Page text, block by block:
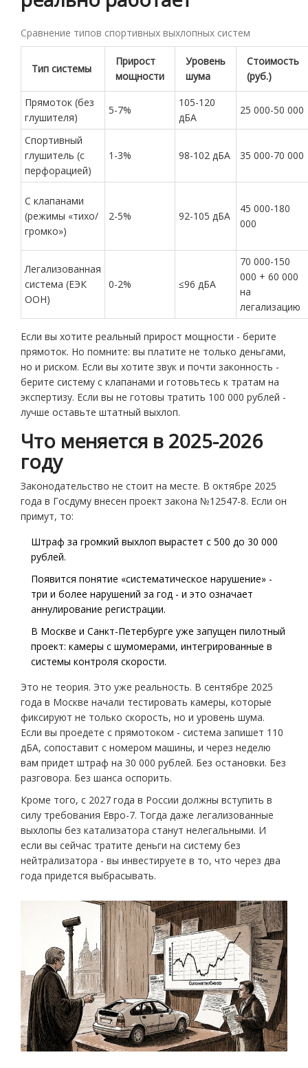
Сравнение типов спортивных выхлопных систем
Тип системы
Прирост
мощности
Уровень
шума
Стоимость
(руб.)
Прямоток (без
глушителя)
5-7%
105-120
дБА
25 000-50 000
Спортивный
глушитель (с
перфорацией)
1-3% 98-102 дБА 35 000-70 000
С клапанами
(режимы «тихо/
громко»)
2-5% 92-105 дБА
45 000-180
000
Легализованная
система (ЕЭК
ООН)
0-2% ≤96 дБА
70 000-150
000 + 60 000
на
легализацию
Если вы хотите реальный прирост мощности - берите
прямоток. Но помните: вы платите не только деньгами,
но и риском. Если вы хотите звук и почти законность -
берите систему с клапанами и готовьтесь к тратам на
экспертизу. Если вы не готовы тратить 100 000 рублей -
лучше оставьте штатный выхлоп.
Что меняется в 2025-2026
году
Законодательство не стоит на месте. В октябре 2025
года в Госдуму внесен проект закона №12547-8. Если он
примут, то:
Штраф за громкий выхлоп вырастет с 500 до 30 000
рублей.
Появится понятие «систематическое нарушение» -
три и более нарушений за год - и это означает
аннулирование регистрации.
В Москве и Санкт-Петербурге уже запущен пилотный
проект: камеры с шумомерами, интегрированные в
системы контроля скорости.
Это не теория. Это уже реальность. В сентябре 2025
года в Москве начали тестировать камеры, которые
фиксируют не только скорость, но и уровень шума.
Если вы проедете с прямотоком - система запишет 110
дБА, сопоставит с номером машины, и через неделю
вам придет штраф на 30 000 рублей. Без остановки. Без
разговора. Без шанса оспорить.
Кроме того, с 2027 года в России должны вступить в
силу требования Евро-7. Тогда даже легализованные
выхлопы без катализатора станут нелегальными. И
если вы сейчас тратите деньги на систему без
нейтрализатора - вы инвестируете в то, что через два
года придется выбрасывать.